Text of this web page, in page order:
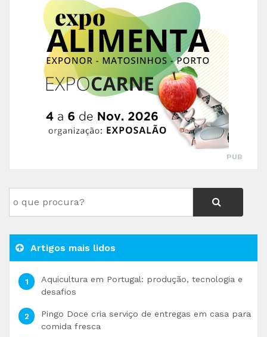
PUB
Artigos mais lidos
Aquicultura em Portugal: produção, tecnologia e
desafios
Pingo Doce cria serviço de entregas em casa para
comida fresca